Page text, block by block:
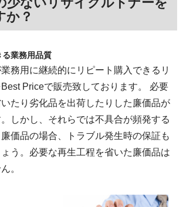
か？
る業務用品質
務用に継続的にリピート購入できるリ
Priceで販売致しております。 必要
たり劣化品を出荷したりした廉価品が
しかし、それらでは不具合が頻発する
価品の場合、トラブル発生時の保証も
う。必要な再生工程を省いた廉価品は
。